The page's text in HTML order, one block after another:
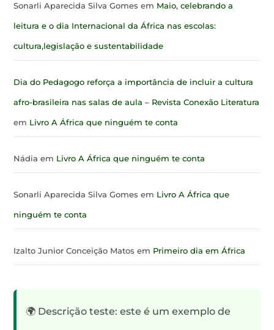
Sonarli Aparecida Silva Gomes em Maio, celebrando a
leitura e o dia Internacional da África nas escolas:
cultura,legislação e sustentabilidade
Dia do Pedagogo reforça a importância de incluir a cultura
afro-brasileira nas salas de aula – Revista Conexão Literatura
em Livro A África que ninguém te conta
Nádia em Livro A África que ninguém te conta
Sonarli Aparecida Silva Gomes em Livro A África que
ninguém te conta
Izalto Junior Conceição Matos em Primeiro dia em África
🌍 Descrição teste: este é um exemplo de